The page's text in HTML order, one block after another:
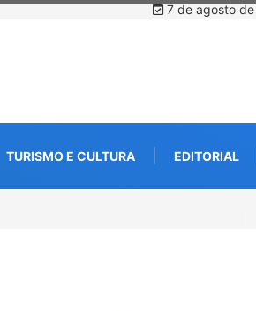
7 de agosto
TURISMO E CULTURA EDITORIAL
e da memória